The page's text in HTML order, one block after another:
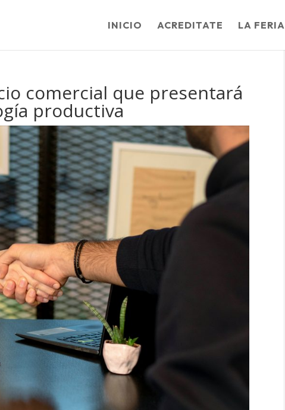
INICIO ACREDITATE LA FERIA
comercial que presentará
productiva